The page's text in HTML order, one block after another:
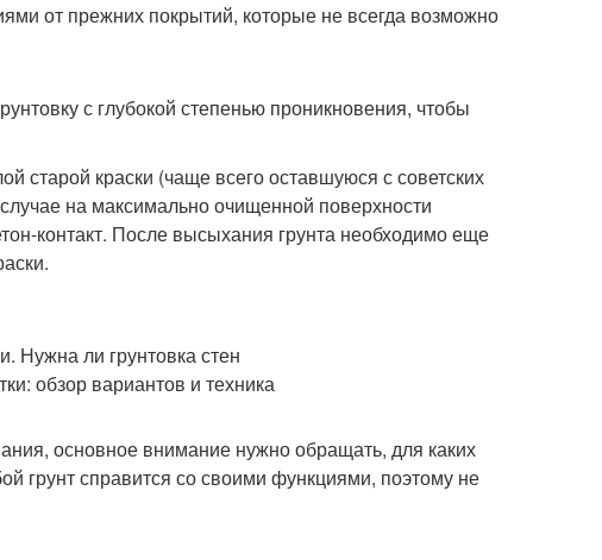
от прежних покрытий, которые не всегда возможно
с глубокой степенью проникновения, чтобы
старой краски (чаще всего оставшуюся с советских
на максимально очищенной поверхности
контакт. После высыхания грунта необходимо еще
основное внимание нужно обращать, для каких
грунт справится со своими функциями, поэтому не